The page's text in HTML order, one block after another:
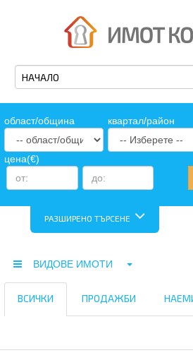
oбласт/община квартал/район
цена(€)
РАЗШИРЕНО ТЪРСЕНЕ
ВИДОВЕ ИМОТИ
ВСИЧКИ ПРОДАЖБИ